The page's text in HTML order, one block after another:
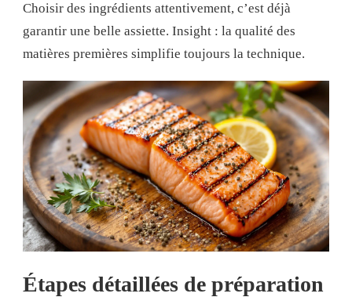
Choisir des ingrédients attentivement, c’est déjà
garantir une belle assiette. Insight : la qualité des
matières premières simplifie toujours la technique.
Étapes détaillées de préparation